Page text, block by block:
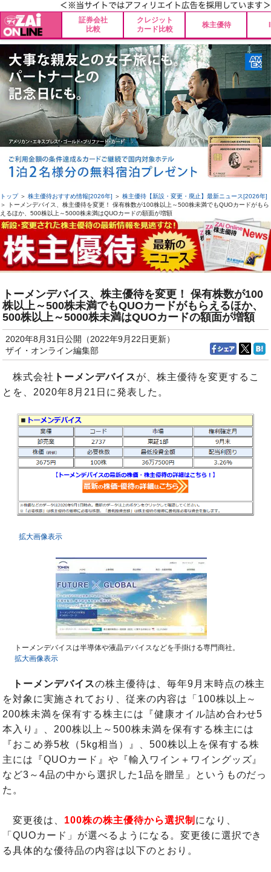
証券会社
比較
クレジット
カード比較
株主優待
トップ＞ 株主優待おすすめ情報[2026年] ＞ 株主優待【新設・変更・廃止】最新ニュース[2026年]
＞ トーメンデバイス、株主優待を変更！ 保有株数が100株以上～500株未満でもQUOカードがもら
えるほか、500株以上～5000株未満はQUOカードの額面が増額
トーメンデバイス、株主優待を変更！ 保有株数が100
株以上～500株未満でもQUOカードがもらえるほか、
500株以上～5000株未満はQUOカードの額面が増額
2020年8月31日公開（2022年9月22日更新）
ザイ・オンライン編集部
株式会社 トーメンデバイスが、株主優待を変更するこ
とを、2020年8月21日に発表した。
拡大画像表示
トーメンデバイスは半導体や液晶デバイスなどを手掛ける専門商社。
拡大画像表示
トーメンデバイスの株主優待は、毎年9月末時点の株主
を対象に実施されており、従来の内容は「100株以上～
200株未満を保有する株主には『健康オイル詰め合わせ5
本入り』、200株以上～500株未満を保有する株主には
『おこめ券5枚（5kg相当）』、500株以上を保有する株
主には『QUOカード』や『輸入ワイン＋ワイングッズ』
など3～4品の中から選択した1品を贈呈」というものだっ
た。
変更後は、 100株の株主優待から選択制 になり、
「QUOカード」が選べるようになる。変更後に選択でき
る具体的な優待品の内容は以下のとおり。